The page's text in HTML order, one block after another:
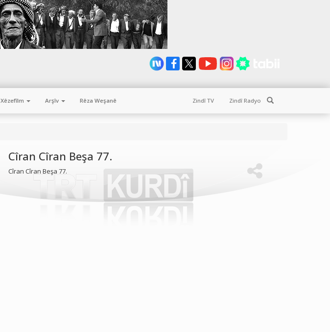
Xêzefîlm Arşîv Rêza Weşanê Zindî TV Zindî Radyo
Cîran Cîran Beşa 77.
Cîran Cîran Beşa 77.